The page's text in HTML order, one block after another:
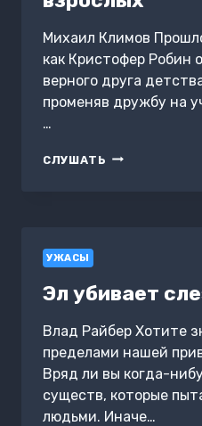
Михаил Климов
как Кристофер Робин
верного друга
променяв дружбу на
…
СЛУШАТЬ ВИННИ-
УЖАСЫ
Эл убивает
Влад Райбер Хотите
пределами нашей
Вряд ли вы когда-
существ, которые
людьми. Иначе…